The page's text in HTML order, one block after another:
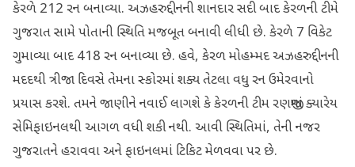
કેરળે 212 રન બનાવ્યા. અઝહરુદ્દીનની શાનદાર સદી બાદ કેરળની ટીમે
ગુજરાત સામે પોતાની સ્થિતિ મજબૂત બનાવી લીધી છે. કેરળે 7 વિકેટ
ગુમાવ્યા બાદ 418 રન બનાવ્યા છે. હવે, કેરળ મોહમ્મદ અઝહરુદ્દીનની
મદદથી ત્રીજા દિવસે તેમના સ્કોરમાં શક્ય તેટલા વધુ રન ઉમેરવાનો
પ્રયાસ કરશે. તમને જાણીને નવાઈ લાગશે કે કેરળની ટીમ રણજીમાં ક્યારેય
સેમિફાઇનલથી આગળ વધી શકી નથી. આવી સ્થિતિમાં, તેની નજર
ગુજરાતને હરાવવા અને ફાઇનલમાં ટિકિટ મેળવવા પર છે.